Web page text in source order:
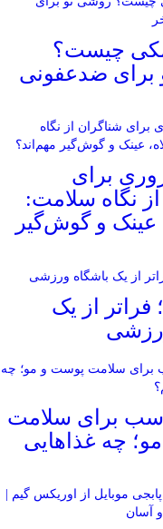
چیست؟
برای ضدعفونی
برای
نگاه سلامت:
عینک و گوش‌گیر
فراتر از یک
برای سلامت
چه غذاهایی